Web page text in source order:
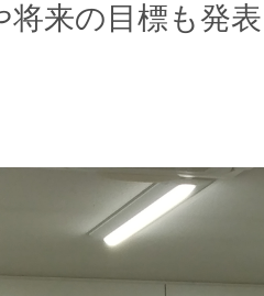
将来の目標も発